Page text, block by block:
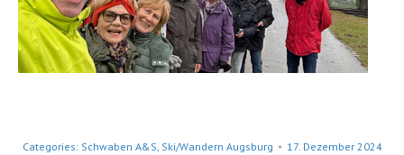
Categories: Schwaben A&S, Ski/Wandern Augsburg 17. Dezember 2024